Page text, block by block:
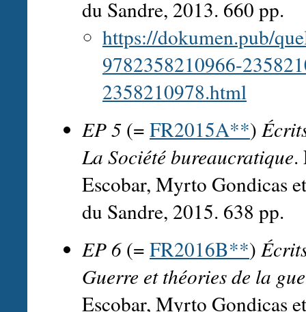
du Sandre, 2013. 660 pp.
https://dokumen.pub/
9782358210966-
2358210978.html
EP 5 (= FR2015A**)
La Société bureaucratique.
Escobar, Myrto Gondicas
du Sandre, 2015. 638 pp.
EP 6(= FR2016B**)
Guerre et théories de la
Escobar, Myrto Gondicas